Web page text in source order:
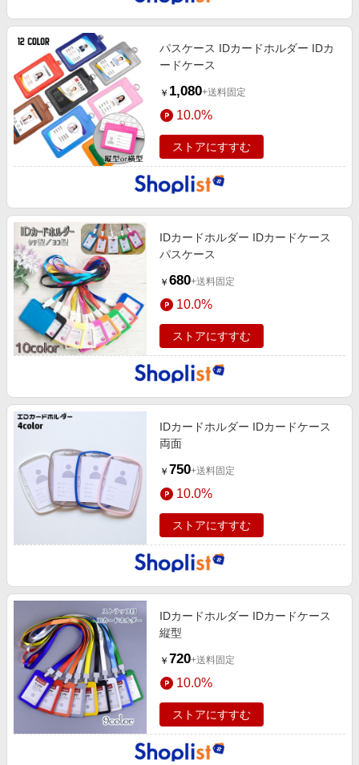
パスケース IDカードホルダー IDカ
ードケース
￥ 1,080+送料固定
10.0%
ストアにすすむ
IDカードホルダー IDカードケース
パスケース
￥ 680+送料固定
10.0%
ストアにすすむ
IDカードホルダー IDカードケース
両面
￥ 750+送料固定
10.0%
ストアにすすむ
IDカードホルダー IDカードケース
縦型
￥ 720+送料固定
10.0%
ストアにすすむ